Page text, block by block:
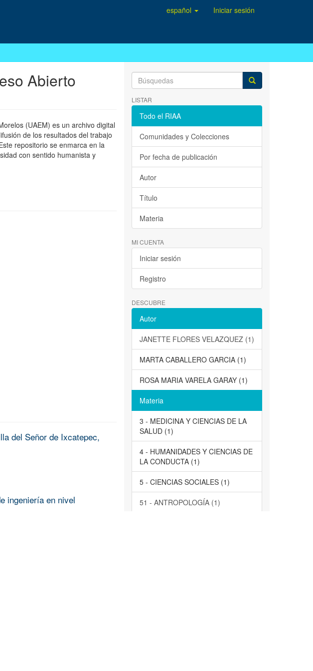
español Iniciar sesión
Abierto
(UAEM) es un archivo digital
de los resultados del trabajo
repositorio se enmarca en la
con sentido humanista y
del Señor de Ixcatepec,
ingeniería en nivel
LISTAR
Todo el RIAA
Comunidades y Colecciones
Por fecha de publicación
Autor
Título
Materia
MI CUENTA
Iniciar sesión
Registro
DESCUBRE
Autor
JANETTE FLORES VELAZQUEZ (1)
MARTA CABALLERO GARCIA (1)
ROSA MARIA VARELA GARAY (1)
Materia
3 - MEDICINA Y CIENCIAS DE LA
SALUD (1)
4 - HUMANIDADES Y CIENCIAS DE
LA CONDUCTA (1)
5 - CIENCIAS SOCIALES (1)
51 - ANTROPOLOGÍA (1)